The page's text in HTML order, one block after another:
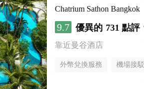
Chatrium Sathon Bangkok
9.7 優異的 731 點評
靠近曼谷酒店
外幣兌換服務 機場接